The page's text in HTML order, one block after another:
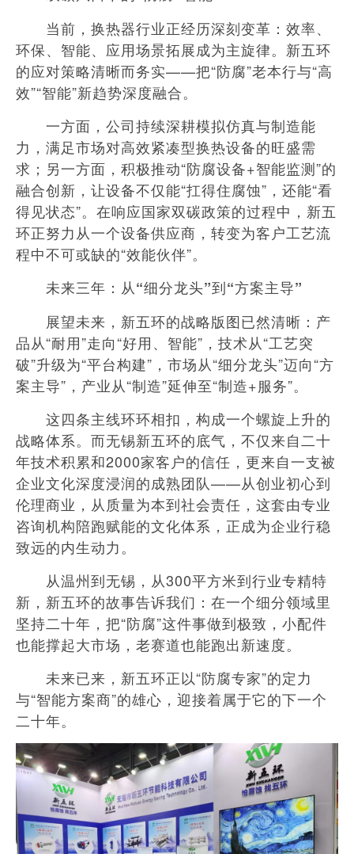
当前，换热器行业正经历深刻变革：效率、
环保、智能、应用场景拓展成为主旋律。新五环
的应对策略清晰而务实——把“防腐”老本行与“高
效”“智能”新趋势深度融合。
一方面，公司持续深耕模拟仿真与制造能
力，满足市场对高效紧凑型换热设备的旺盛需
求；另一方面，积极推动“防腐设备+智能监测”的
融合创新，让设备不仅能“扛得住腐蚀”，还能“看
得见状态”。在响应国家双碳政策的过程中，新五
环正努力从一个设备供应商，转变为客户工艺流
程中不可或缺的“效能伙伴”。
未来三年：从“细分龙头”到“方案主导”
展望未来，新五环的战略版图已然清晰：产
品从“耐用”走向“好用、智能”，技术从“工艺突
破”升级为“平台构建”，市场从“细分龙头”迈向“方
案主导”，产业从“制造”延伸至“制造+服务”。
这四条主线环环相扣，构成一个螺旋上升的
战略体系。而无锡新五环的底气，不仅来自二十
年技术积累和2000家客户的信任，更来自一支被
企业文化深度浸润的成熟团队——从创业初心到
伦理商业，从质量为本到社会责任，这套由专业
咨询机构陪跑赋能的文化体系，正成为企业行稳
致远的内生动力。
从温州到无锡，从300平方米到行业专精特
新，新五环的故事告诉我们：在一个细分领域里
坚持二十年，把“防腐”这件事做到极致，小配件
也能撑起大市场，老赛道也能跑出新速度。
未来已来，新五环正以“防腐专家”的定力
与“智能方案商”的雄心，迎接着属于它的下一个
二十年。